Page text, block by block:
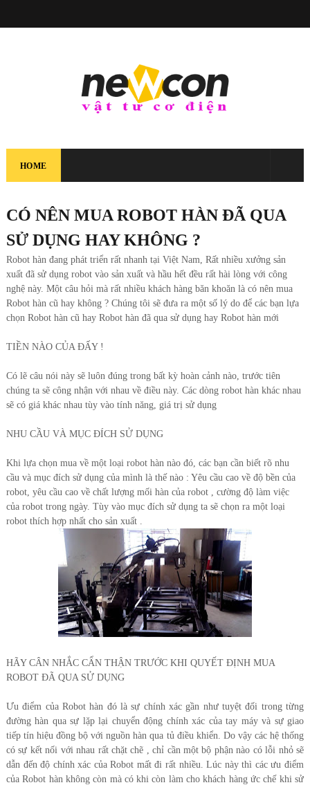
HOME
CÓ NÊN MUA ROBOT HÀN ĐÃ QUA
SỬ DỤNG HAY KHÔNG ?
Robot hàn đang phát triển rất nhanh tại Việt Nam, Rất nhiều xưởng sản
xuất đã sử dụng robot vào sản xuất và hầu hết đều rất hài lòng với công
nghệ này. Một câu hỏi mà rất nhiều khách hàng băn khoăn là có nên mua
Robot hàn cũ hay không ? Chúng tôi sẽ đưa ra một số lý do để các bạn lựa
chọn Robot hàn cũ hay Robot hàn đã qua sử dụng hay Robot hàn mới
TIỀN NÀO CỦA ĐẤY !
Có lẽ câu nói này sẽ luôn đúng trong bất kỳ hoàn cảnh nào, trước tiên
chúng ta sẽ công nhận với nhau về điều này. Các dòng robot hàn khác nhau
sẽ có giá khác nhau tùy vào tính năng, giá trị sử dụng
NHU CẦU VÀ MỤC ĐÍCH SỬ DỤNG
Khi lựa chọn mua về một loại robot hàn nào đó, các bạn cần biết rõ nhu
cầu và mục đích sử dụng của mình là thế nào : Yêu cầu cao về độ bền của
robot, yêu cầu cao về chất lượng mối hàn của robot , cường độ làm việc
của robot trong ngày. Tùy vào mục đích sử dụng ta sẽ chọn ra một loại
robot thích hợp nhất cho sản xuất .
HÃY CÂN NHẮC CẨN THẬN TRƯỚC KHI QUYẾT ĐỊNH MUA
ROBOT ĐÃ QUA SỬ DỤNG
Ưu điểm của Robot hàn đó là sự chính xác gần như tuyệt đối trong từng
đường hàn qua sự lặp lại chuyển động chính xác của tay máy và sự giao
tiếp tín hiệu đồng bộ với nguồn hàn qua tủ điều khiển. Do vậy các hệ thống
có sự kết nối với nhau rất chặt chẽ , chỉ cần một bộ phận nào có lỗi nhỏ sẽ
dẫn đến độ chính xác của Robot mất đi rất nhiều. Lúc này thì các ưu điểm
của Robot hàn không còn mà có khi còn làm cho khách hàng ức chế khi sử